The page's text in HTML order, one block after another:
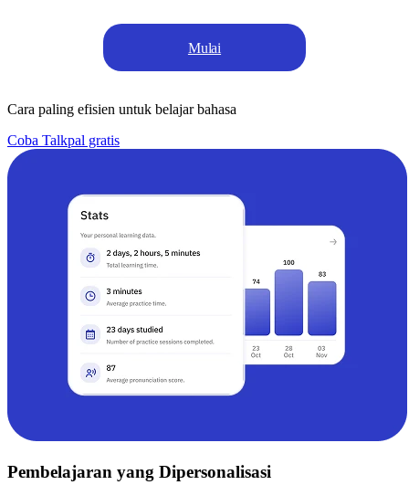
Mulai
Cara paling efisien untuk belajar bahasa
Coba Talkpal gratis
Pembelajaran yang Dipersonalisasi